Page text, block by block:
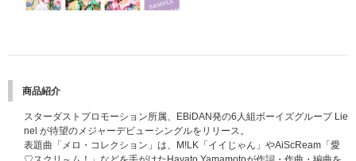
商品紹介
スターダストプロモーション所属、EBiDAN発の6人組ボーイズグループ Lie
nel が待望のメジャーデビューシングルをリリース。
表題曲「メロ・コレクション」は、M!LK「イイじゃん」やAiScReam「愛